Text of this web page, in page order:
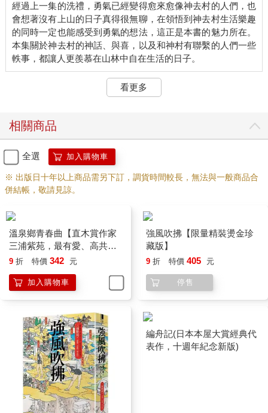
服飾店，也沒有餐廳，只有村莊周圍層巒疊嶂的山巒，但是，林
務工作所體驗到的一切，都是我在高中畢業以前所住的橫濱絕對
不可能發生的。剛來神去村時，這裡的生活讓我受不了、一直想
要逃走，沒想到我已在不知不覺中愛上了林業。
我住與喜家。成為正職員工後，我曾經打算自己租房子，一個人
生活。因為這個村子人口很少，留下不少空屋，但一旦搬出去
住，就得買小貨車和傢俱、生活用品等開銷，我現在手頭還不寬
癡，連縫扣子 也不會，唯一會煮的菜就是味噌湯。
與喜家裡還有繁奶奶和他太太美樹姊。與喜的父母好像很早
就過世了，神桌上有他們的牌位和遺照，兩個人看起來都四十多
歲，面帶笑容，感覺很溫和。這樣正常的父母怎麼會生出與喜這
野獸？神桌上總是供著白飯、水、鮮花和線香，但與喜從來不提
起他的父母。
繁奶奶年紀大了，腰腿不太靈活，整天縮成一團坐在飯廳，看起
來就像一顆皺巴巴的饅頭，但歲月累積的生活經驗讓她凡事都可
以正確地判斷，成為村民尊敬的長老。在緊要關頭時，還能夠以
迅雷不及掩耳之勢彈與喜的額頭，適時教訓與喜不可以胡作非
為。與喜常說：「額頭都快被她彈得冒煙了。」但至少他在繁奶
奶面前比較收斂一點。
雖然已經結婚好幾年了，但美樹姊深愛與喜、愛得要死要
活，因為太愛他了，常常打翻醋罈子。與喜有幾次去名張的酒店
喝酒，美樹姊為此一怒之下回了娘家。回娘家聽起來好像非同小
可，其實她的娘家離與喜家走路才五分鐘而已。美樹姊的娘家在
橋頭開了神去地區唯一的商店，販賣各種生活必需品，是村民口
中的「百貨店」。
啊，我忘了一個重要的家人，就是與喜家的愛犬阿鋸。牠是
一隻白色長毛狗，超機靈的，總是跟我們一起上山幹活，是與喜
忠實的搭檔。繁奶奶還養了兩條金魚當寵物，平時兩條金魚相親
相愛地在魚缸裡平靜地游來游去，一到餵飼料的時間，立刻變身
經過上一集的洗禮，勇氣已經變得愈來愈像神去村的人們，也
會想著沒有上山的日子真得很無聊，在領悟到神去村生活樂趣
的同時一定也能感受到勇氣的想法，這正是本書的魅力所在。
本集關於神去村的神話、與喜，以及和神村有聯繫的人們一些
看更多
相關商品
全選 加入購物車
※ 出版日十年以上商品需另下訂，調貨時間較長，無法與一般商品合
併結帳，敬請見諒。
溫泉鄉青春曲【直木賞作家
三浦紫苑，最有愛、高共鳴
度的長篇新作】
折 特價 342 元
加入購物車
強風吹拂【限量精裝燙金珍